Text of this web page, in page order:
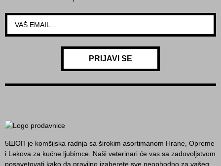
PRIJAVI SE
5ШОП je komšijska radnja sa širokim asortimanom Hrane, Opreme
i Lekova za kućne ljubimce. Naši veterinari će vas sa zadovoljstvom
posavetovati kako da pravilno izaberete sve neophodno za vašeg